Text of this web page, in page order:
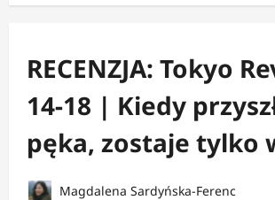
RECENZJA: Tokyo
14-18 | Kiedy
pęka, zostaje tylko
Magdalena Sardyńska-Ferenc